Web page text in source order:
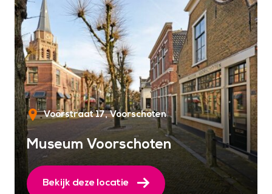
Voorstraat 17 Voorschoten
Museum Voorschoten
Bekijk deze locatie